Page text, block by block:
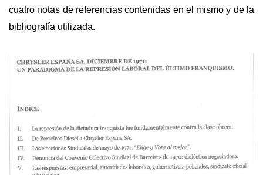
cuatro notas de referencias contenidas en el mismo y de la
bibliografía utilizada.